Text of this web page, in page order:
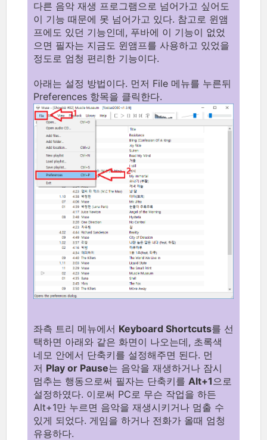
다른 음악 재생 프로그램으로 넘어가고 싶어도
이 기능 때문에 못 넘어가고 있다. 참고로 윈앰
프에도 있던 기능인데, 푸바에 이 기능이 없었
으면 필자는 지금도 윈앰프를 사용하고 있었을
정도로 엄청 편리한 기능이다.
아래는 설정 방법이다. 먼저 File 메뉴를 누른뒤
Preferences 항목을 클릭한다.
좌측 트리 메뉴에서 Keyboard Shortcuts를 선
택하면 아래와 같은 화면이 나오는데, 초록색
네모 안에서 단축키를 설정해주면 된다. 먼
저 Play or Pause는 음악을 재생하거나 잠시
멈추는 행동으로써 필자는 단축키를 Alt+1 으로
설정하였다. 이로써 PC로 무슨 작업을 하든
Alt+1만 누르면 음악을 재생시키거나 멈출 수
있게 되었다. 게임을 하거나 전화가 올때 엄청
유용하다.